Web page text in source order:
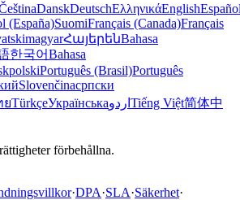
DanskDeutschΕλληνικάEnglish
(España)SuomiFrançais (Canada)Français
magyarՀայերենBahasa
한국어Bahasa
polskiPortuguês (Brasil)Português
Slovenčinaсрпски
ยTürkçeУкраїнськаاردو Tiếng Việt简体中
förbehållna.
·DPA·SLA·Säkerhet·